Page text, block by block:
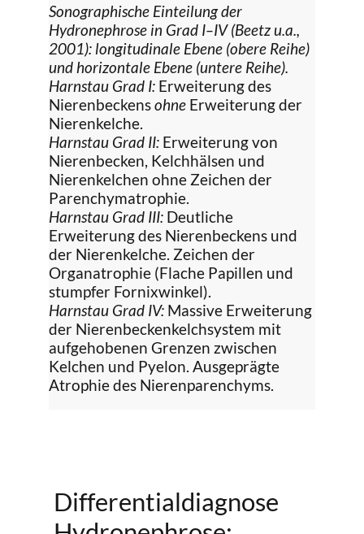
Sonographische Einteilung der
Hydronephrose in Grad I–IV (Beetz u.a.,
2001): longitudinale Ebene (obere Reihe)
und horizontale Ebene (untere Reihe).
Harnstau Grad I: Erweiterung des
Nierenbeckensohne Erweiterung der
Nierenkelche.
Harnstau Grad II: Erweiterung von
Nierenbecken, Kelchhälsen und
Nierenkelchen ohne Zeichen der
Parenchymatrophie.
Harnstau Grad III: Deutliche
Erweiterung des Nierenbeckens und
der Nierenkelche. Zeichen der
Organatrophie (Flache Papillen und
stumpfer Fornixwinkel).
Harnstau Grad IV: Massive Erweiterung
der Nierenbeckenkelchsystem mit
aufgehobenen Grenzen zwischen
Kelchen und Pyelon. Ausgeprägte
Atrophie des Nierenparenchyms.
Differentialdiagnose